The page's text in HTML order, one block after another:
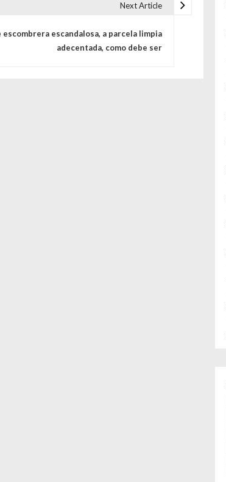
Next Article
escombrera escandalosa, a parcela limpia
adecentada, como debe ser